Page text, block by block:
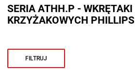
SERIA ATHH.P - WKRĘTAKI
KRZYŻAKOWYCH
FILTRUJ